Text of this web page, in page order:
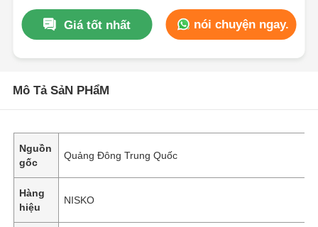
Giá tốt nhất nói chuyện ngay.
Mô Tả SảN PHẩM
Nguồn
gốc
Quảng Đông Trung Quốc
Hàng
hiệu
NISKO